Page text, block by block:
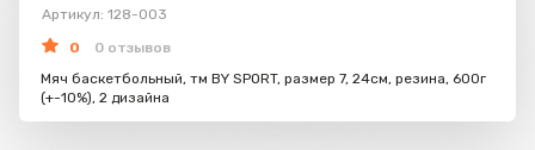
Артикул: 128-003
0
0 отзывов
Мяч баскетбольный, тм BY SPORT, размер 7, 24см, резина, 600г
(+-10%), 2 дизайна